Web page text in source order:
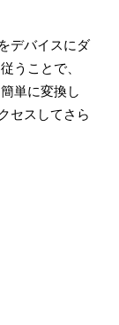
デバイスにダ
うことで、
単に変換し
セスしてさら